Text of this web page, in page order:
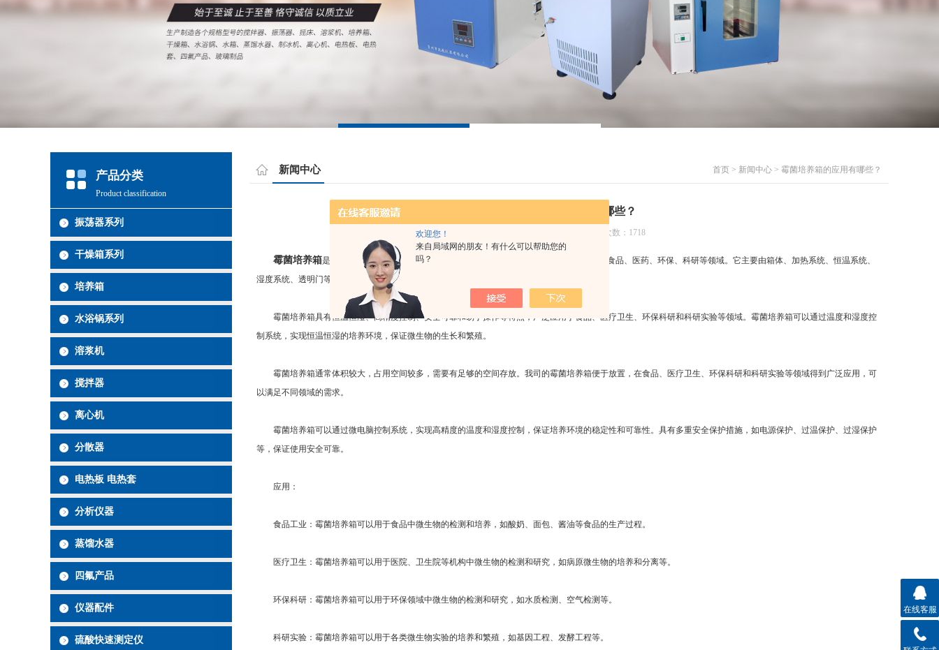
欢迎您！
来自局域网的朋友！有什么可以帮助您的
吗？
新闻中心 首页 > 新闻中心 > 霉菌培养箱的应用有哪些？
霉菌培养箱的应用有哪些？
更新日期：2023-03-07 浏览次数：1718
霉菌培养箱是一种用于培养、培育和繁殖霉菌、细菌、酵母菌等微生物的设备，通常用于食品、医药、环保、科研等领域。它主要由箱体、加热系统、恒温系统、
湿度系统、透明门等组成。
霉菌培养箱具有恒温恒湿、高精度控制、安全可靠和易于操作等特点，广泛应用于食品、医疗卫生、环保科研和科研实验等领域。霉菌培养箱可以通过温度和湿度控
制系统，实现恒温恒湿的培养环境，保证微生物的生长和繁殖。
霉菌培养箱通常体积较大，占用空间较多，需要有足够的空间存放。我司的霉菌培养箱便于放置，在食品、医疗卫生、环保科研和科研实验等领域得到广泛应用，可
以满足不同领域的需求。
霉菌培养箱可以通过微电脑控制系统，实现高精度的温度和湿度控制，保证培养环境的稳定性和可靠性。具有多重安全保护措施，如电源保护、过温保护、过湿保护
等，保证使用安全可靠。
应用：
食品工业：霉菌培养箱可以用于食品中微生物的检测和培养，如酸奶、面包、酱油等食品的生产过程。
医疗卫生：霉菌培养箱可以用于医院、卫生院等机构中微生物的检测和研究，如病原微生物的培养和分离等。
环保科研：霉菌培养箱可以用于环保领域中微生物的检测和研究，如水质检测、空气检测等。
科研实验：霉菌培养箱可以用于各类微生物实验的培养和繁殖，如基因工程、发酵工程等。
产品分类
Product classification
振荡器系列
干燥箱系列
培养箱
水浴锅系列
溶浆机
搅拌器
离心机
分散器
电热板 电热套
分析仪器
蒸馏水器
四氟产品
仪器配件
硫酸快速测定仪
在线客服